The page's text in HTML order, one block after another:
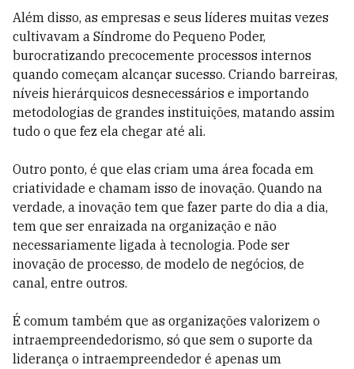
Além disso, as empresas e seus líderes muitas vezes
cultivavam a Síndrome do Pequeno Poder,
burocratizando precocemente processos internos
quando começam alcançar sucesso. Criando barreiras,
níveis hierárquicos desnecessários e importando
metodologias de grandes instituições, matando assim
tudo o que fez ela chegar até ali.
Outro ponto, é que elas criam uma área focada em
criatividade e chamam isso de inovação. Quando na
verdade, a inovação tem que fazer parte do dia a dia,
tem que ser enraizada na organização e não
necessariamente ligada à tecnologia. Pode ser
inovação de processo, de modelo de negócios, de
canal, entre outros.
É comum também que as organizações valorizem o
intraempreendedorismo, só que sem o suporte da
liderança o intraempreendedor é apenas um